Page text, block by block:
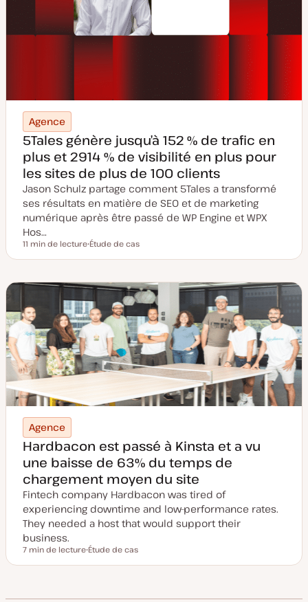
Agence
5Tales génère jusqu’à 152 % de trafic en
plus et 2914 % de visibilité en plus pour
les sites de plus de 100 clients
Jason Schulz partage comment 5Tales a transformé
ses résultats en matière de SEO et de marketing
numérique après être passé de WP Engine et WPX
Hos…
Temps de lecture
11 min de lecture
y
d
p
u
b
a
i
Étude de cas
Agence
Hardbacon est passé à Kinsta et a vu
une baisse de 63% du temps de
chargement moyen du site
Fintech company Hardbacon was tired of
experiencing downtime and low-performance rates.
They needed a host that would support their
business.
Temps de lecture
7 min de lecture
y
Étude de cas